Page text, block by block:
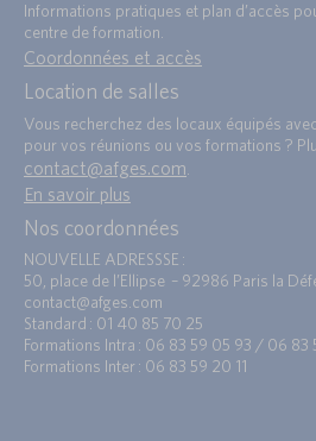
Informations pratiques et plan d’accès
centre de formation.
Coordonnées et accès
Location de salles
Vous recherchez des locaux équipés
pour vos réunions ou vos formations ?
contact@afges.com
En savoir plus
Nos coordonnées
NOUVELLE ADRESSSE :
50, place de l’Ellipse – 92986 Paris la
contact@afges.com
Standard : 01 40 85 70 25
Formations Intra : 06 83 59 05 93 / 06 83
Formations Inter : 06 83 59 20 11